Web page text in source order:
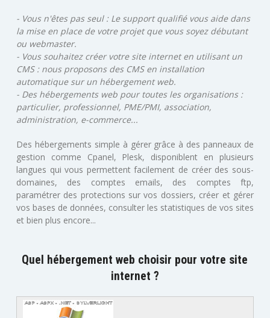
- Vous n'êtes pas seul : Le support qualifié vous aide dans
la mise en place de votre projet que vous soyez débutant
ou webmaster.
- Vous souhaitez créer votre site internet en utilisant un
CMS : nous proposons des CMS en installation
automatique sur un hébergement web.
- Des hébergements web pour toutes les organisations :
particulier, professionnel, PME/PMI, association,
administration, e-commerce...
Des hébergements simple à gérer grâce à des panneaux de
gestion comme Cpanel, Plesk, disponiblent en plusieurs
langues qui vous permettent facilement de créer des sous-
domaines, des comptes emails, des comptes ftp,
paramétrer des protections sur vos dossiers, créer et gérer
vos bases de données, consulter les statistiques de vos sites
et bien plus encore...
Quel hébergement web choisir pour votre site
internet ?